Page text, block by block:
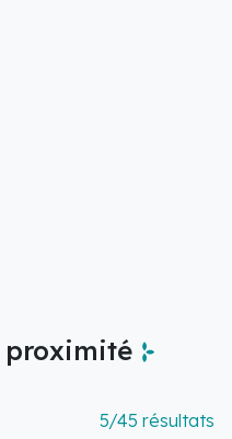
complète et d'un
de la
permettre une
méthodes de
de ces fromages
proximité
5/45 résultats